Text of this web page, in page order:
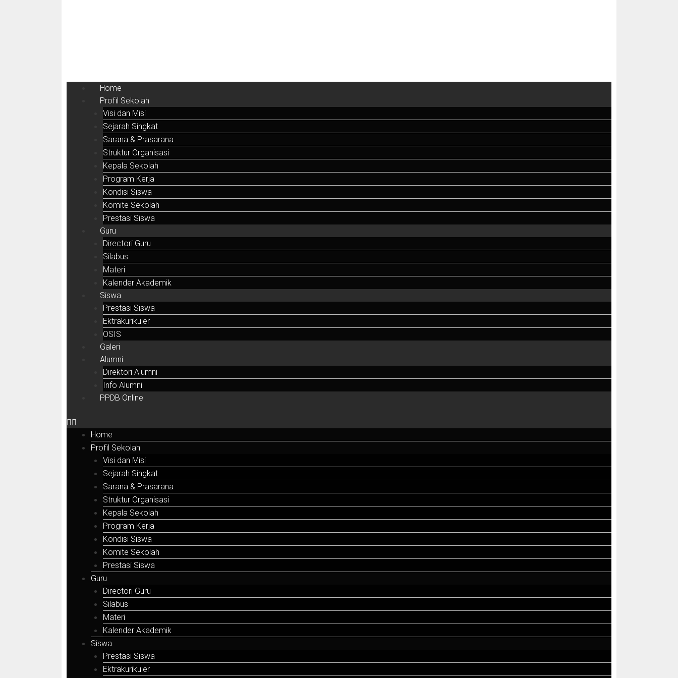
Home
Profil Sekolah
Visi dan Misi
Sejarah Singkat
Sarana & Prasarana
Struktur Organisasi
Kepala Sekolah
Program Kerja
Kondisi Siswa
Komite Sekolah
Prestasi Siswa
Guru
Directori Guru
Silabus
Materi
Kalender Akademik
Siswa
Prestasi Siswa
Ektrakurikuler
OSIS
Galeri
Alumni
Direktori Alumni
Info Alumni
PPDB Online
Home
Profil Sekolah
Visi dan Misi
Sejarah Singkat
Sarana & Prasarana
Struktur Organisasi
Kepala Sekolah
Program Kerja
Kondisi Siswa
Komite Sekolah
Prestasi Siswa
Guru
Directori Guru
Silabus
Materi
Kalender Akademik
Siswa
Prestasi Siswa
Ektrakurikuler